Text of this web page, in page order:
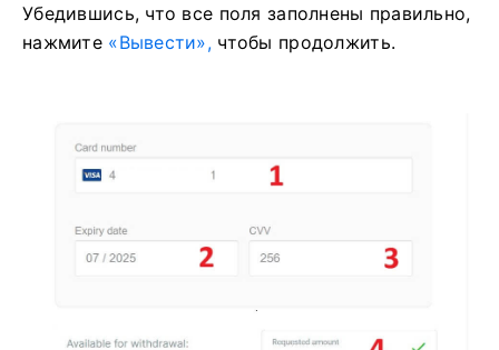
Убедившись, что все поля заполнены правильно,
нажмите «Вывести», чтобы продолжить.